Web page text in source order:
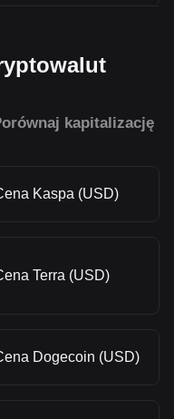
kapitalizację
Kaspa (USD)
Terra (USD)
Dogecoin (USD)